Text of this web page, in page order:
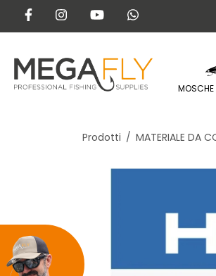
MOSCHE
Prodotti MATERIALE DA